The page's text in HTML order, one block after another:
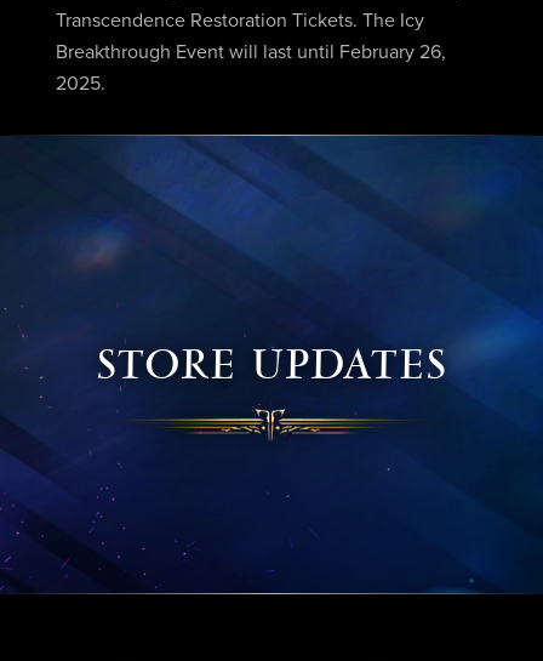
Transcendence Restoration Tickets. The Icy
Breakthrough Event will last until February 26,
2025.
STORE UPDATES